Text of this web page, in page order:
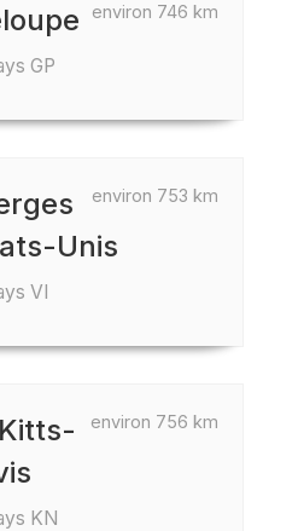
environ 746 km
GP
environ 753 km
Unis
VI
environ 756 km
KN